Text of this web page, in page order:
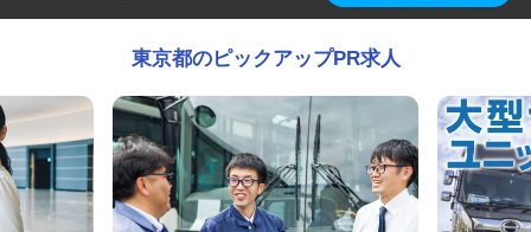
東京都のピックアップPR求人